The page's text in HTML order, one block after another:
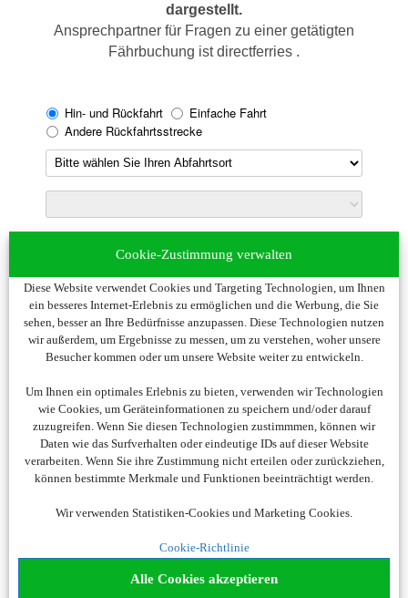
Cookie-Zustimmung verwalten
Diese Website verwendet Cookies und Targeting Technologien, um Ihnen
ein besseres Internet-Erlebnis zu ermöglichen und die Werbung, die Sie
sehen, besser an Ihre Bedürfnisse anzupassen. Diese Technologien nutzen
wir außerdem, um Ergebnisse zu messen, um zu verstehen, woher unsere
Besucher kommen oder um unsere Website weiter zu entwickeln.
Um Ihnen ein optimales Erlebnis zu bieten, verwenden wir Technologien
wie Cookies, um Geräteinformationen zu speichern und/oder darauf
zuzugreifen. Wenn Sie diesen Technologien zustimmmen, können wir
Daten wie das Surfverhalten oder eindeutige IDs auf dieser Website
verarbeiten. Wenn Sie ihre Zustimmung nicht erteilen oder zurückziehen,
können bestimmte Merkmale und Funktionen beeinträchtigt werden.
Wir verwenden Statistiken-Cookies und Marketing Cookies.
Cookie-Richtlinie
Alle Cookies akzeptieren
dargestellt.
Ansprechpartner für Fragen zu einer getätigten
Fährbuchung ist directferries .
weitergeleitet.